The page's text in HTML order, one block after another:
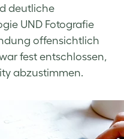
deutliche
UND Fotografie
offensichtlich
fest entschlossen,
abzustimmen.